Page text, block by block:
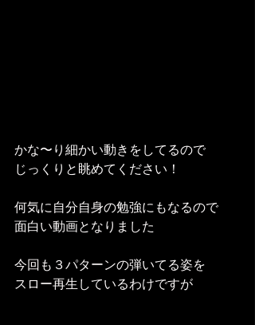
かな〜り細かい動きをしてるので
じっくりと眺めてください！
何気に自分自身の勉強にもなるので
面白い動画となりました
今回も３パターンの弾いてる姿を
スロー再生しているわけですが